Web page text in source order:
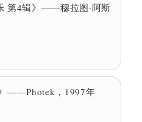
第4辑》——穆拉图·阿斯
——Photek，1997年